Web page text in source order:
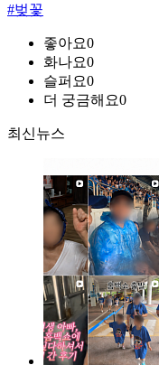
#벚꽃
좋아요0
화나요0
슬퍼요0
더 궁금해요0
최신뉴스